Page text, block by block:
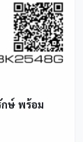
ษ์ พร้อม